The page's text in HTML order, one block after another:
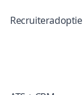
Recruiteradoptie